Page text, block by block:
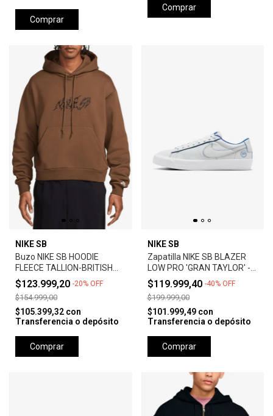
Comprar
Comprar
NIKE SB
Buzo NIKE SB HOODIE
FLEECE TALLION-BRITISH
TAN
$123.999,20 -20% OFF
$154.999,00
$105.399,32 con
Transferencia o depósito
Comprar
NIKE SB
Zapatilla NIKE SB BLAZER
LOW PRO 'GRAN TAYLOR' -
SUMMIT WHITE
$119.999,40 -40% OFF
$199.999,00
$101.999,49 con
Transferencia o depósito
Comprar